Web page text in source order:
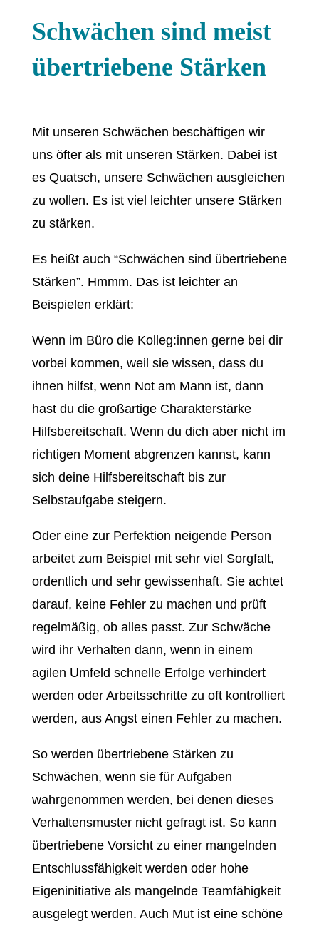
Schwächen sind meist
übertriebene Stärken
Mit unseren Schwächen beschäftigen wir
uns öfter als mit unseren Stärken. Dabei ist
es Quatsch, unsere Schwächen ausgleichen
zu wollen. Es ist viel leichter unsere Stärken
zu stärken.
Es heißt auch “Schwächen sind übertriebene
Stärken”. Hmmm. Das ist leichter an
Beispielen erklärt:
Wenn im Büro die Kolleg:innen gerne bei dir
vorbei kommen, weil sie wissen, dass du
ihnen hilfst, wenn Not am Mann ist, dann
hast du die großartige Charakterstärke
Hilfsbereitschaft. Wenn du dich aber nicht im
richtigen Moment abgrenzen kannst, kann
sich deine Hilfsbereitschaft bis zur
Selbstaufgabe steigern.
Oder eine zur Perfektion neigende Person
arbeitet zum Beispiel mit sehr viel Sorgfalt,
ordentlich und sehr gewissenhaft. Sie achtet
darauf, keine Fehler zu machen und prüft
regelmäßig, ob alles passt. Zur Schwäche
wird ihr Verhalten dann, wenn in einem
agilen Umfeld schnelle Erfolge verhindert
werden oder Arbeitsschritte zu oft kontrolliert
werden, aus Angst einen Fehler zu machen.
So werden übertriebene Stärken zu
Schwächen, wenn sie für Aufgaben
wahrgenommen werden, bei denen dieses
Verhaltensmuster nicht gefragt ist. So kann
übertriebene Vorsicht zu einer mangelnden
Entschlussfähigkeit werden oder hohe
Eigeninitiative als mangelnde Teamfähigkeit
ausgelegt werden. Auch Mut ist eine schöne